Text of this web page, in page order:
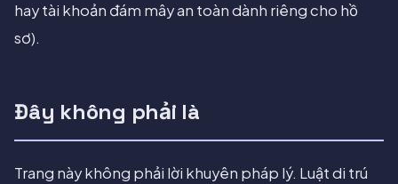
hay tài khoản đám mây an toàn dành riêng cho hồ
sơ).
Đây không phải là
Trang này không phải lời khuyên pháp lý. Luật di trú